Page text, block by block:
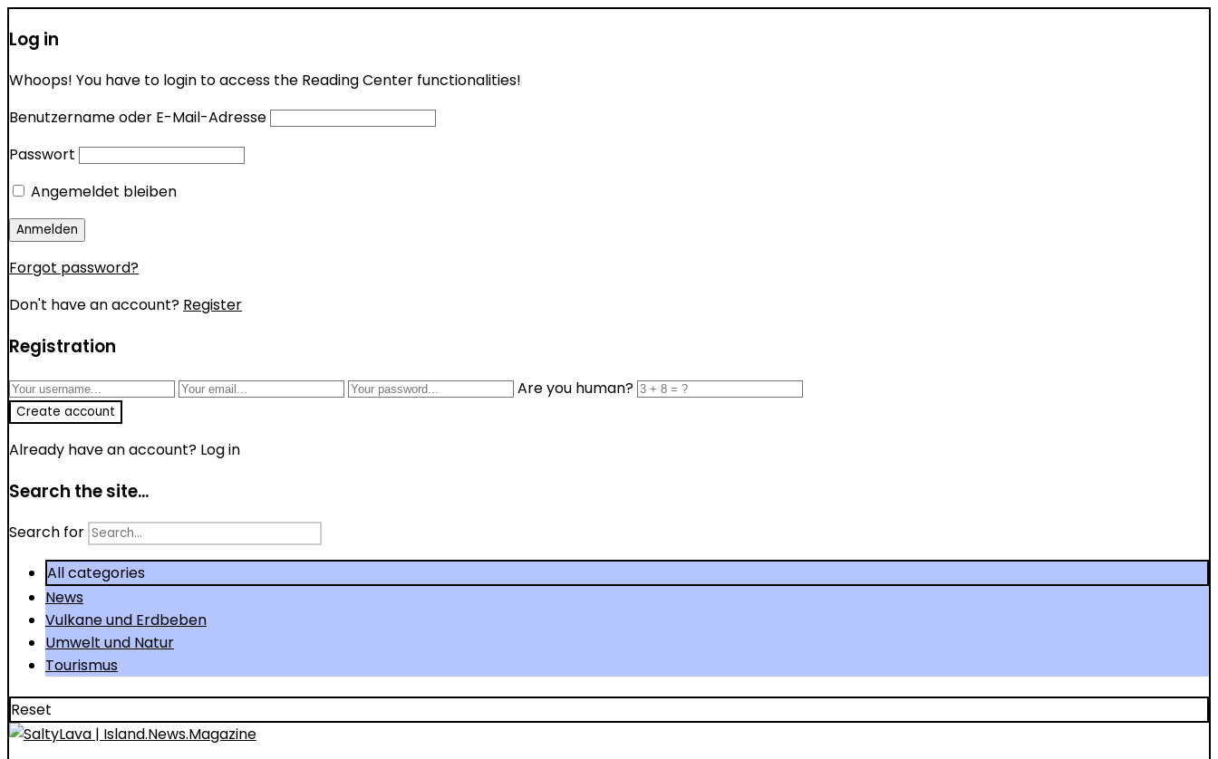
Log in
Whoops! You have to login to access the Reading Center functionalities!
Benutzername oder E-Mail-Adresse
Passwort
Angemeldet bleiben
Forgot password?
Don't have an account? Register
Registration
Are you human?
Already have an account? Log in
Search the site...
Search for
All categories
News
Vulkane und Erdbeben
Umwelt und Natur
Tourismus
Reset